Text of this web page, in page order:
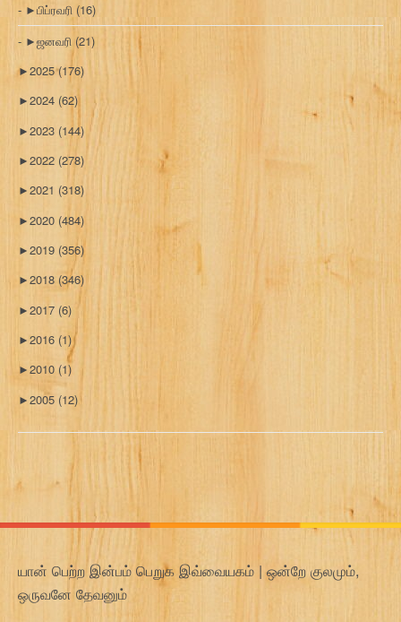
►பிப்ரவரி (16)
►ஜனவரி (21)
►2025(176)
►2024 (62)
►2023 (144)
►2022 (278)
►2021 (318)
►2020 (484)
►2019 (356)
►2018 (346)
►2017 (6)
►2016 (1)
►2010 (1)
►2005 (12)
யான் பெற்ற இன்பம் பெறுக இவ்வையகம் | ஒன்றே குலமும்,
ஒருவனே தேவனும்